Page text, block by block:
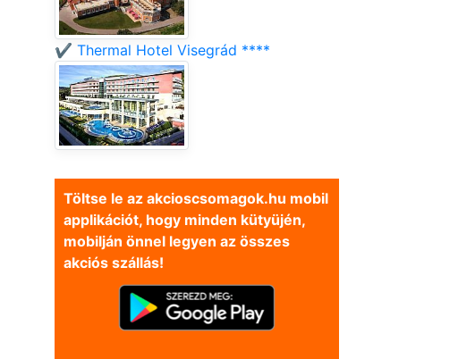
✔️ Thermal Hotel Visegrád ****
Töltse le az akcioscsomagok.hu mobil
applikációt, hogy minden kütyüjén,
mobilján önnel legyen az összes
akciós szállás!